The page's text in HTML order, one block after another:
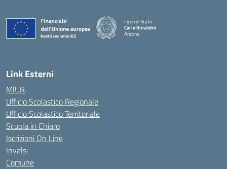
Liceo di Stato
Carlo Rinaldini
Ancona
Link Esterni
MIUR
Ufficio Scolastico Regionale
Ufficio Scolastico Territoriale
Scuola in Chiaro
Iscrizioni On Line
Invalsi
Comune